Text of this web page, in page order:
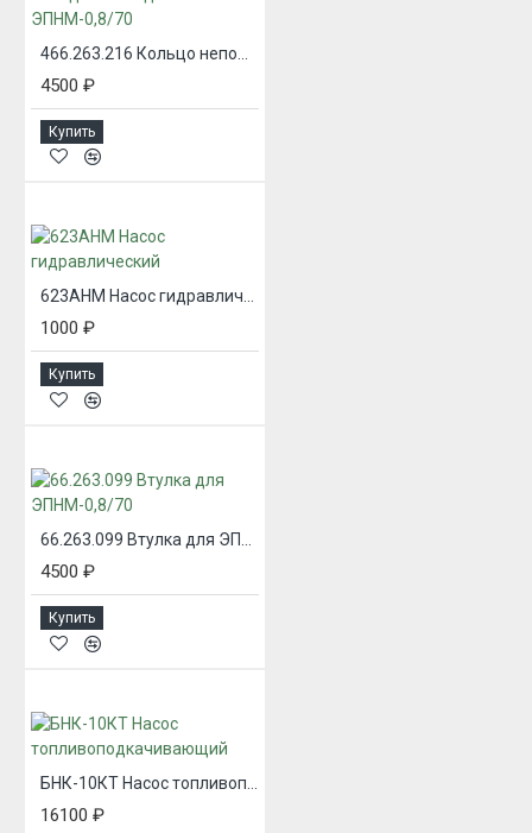
4500 ₽
Купить
623АНМ Насос гидравлический
1000 ₽
Купить
66.263.099 Втулка для ЭПНМ-0,8/70
4500 ₽
Купить
16100 ₽